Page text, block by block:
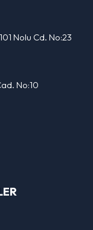
Nolu Cd. No:23
No:10